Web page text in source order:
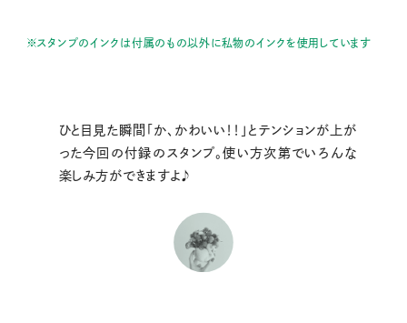
※スタンプのインクは付属のもの以外に私物のインクを使用しています
ひと目見た瞬間「か、かわいい！！」とテンションが上が
った今回の付録のスタンプ。使い方次第でいろんな
楽しみ方ができますよ♪